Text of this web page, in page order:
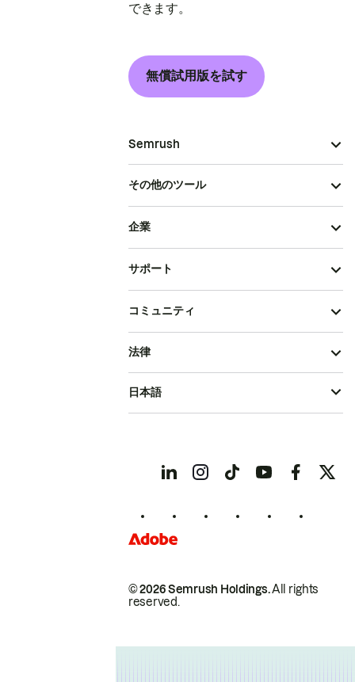
できます。
無償試用版を試す
Semrush
その他のツール
企業
サポート
コミュニティ
© 2026 Semrush Holdings.All rights
reserved.
法律
日本語